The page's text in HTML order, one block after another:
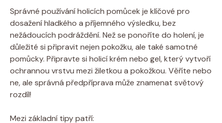
Správné používání holicích pomůcek je klíčové pro
dosažení hladkého a příjemného výsledku, bez
nežádoucích podráždění. Než se ponoříte do holení, je
důležité si připravit nejen pokožku, ale také samotné
pomůcky. Připravte si holicí krém nebo gel, který vytvoří
ochrannou vrstvu mezi žiletkou a pokožkou. Věříte nebo
ne, ale správná předpříprava může znamenat světový
rozdíl!
Mezi základní tipy patří: